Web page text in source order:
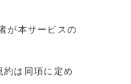
が本サービスの
約は同項に定め